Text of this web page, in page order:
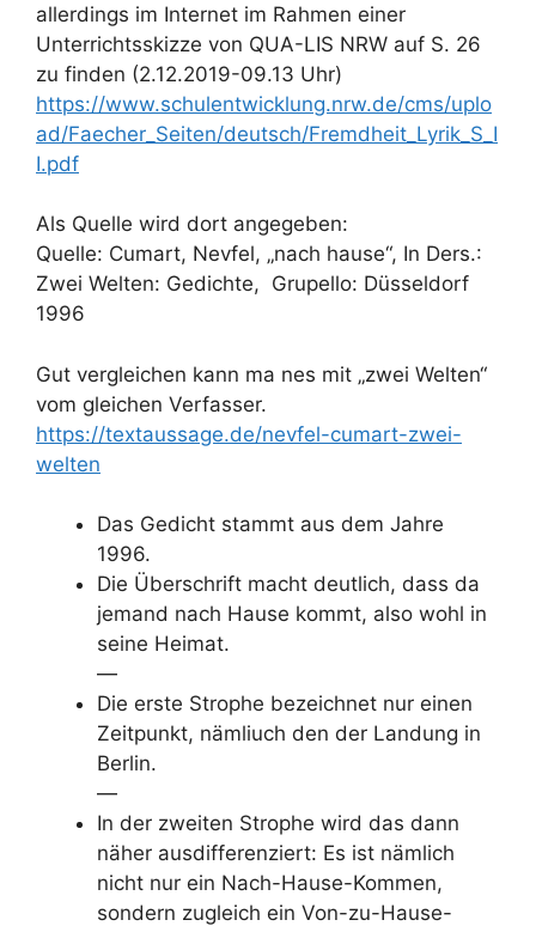
allerdings im Internet im Rahmen einer
Unterrichtsskizze von QUA-LIS NRW auf S. 26
zu finden (2.12.2019-09.13 Uhr)
https://www.schulentwicklung.nrw.de/cms/uplo
ad/Faecher_Seiten/deutsch/Fremdheit_Lyrik_S_I
I.pdf
Als Quelle wird dort angegeben:
Quelle: Cumart, Nevfel, „nach hause“, In Ders.:
Zwei Welten: Gedichte, Grupello: Düsseldorf
1996
Gut vergleichen kann ma nes mit „zwei Welten“
vom gleichen Verfasser.
https://textaussage.de/nevfel-cumart-zwei-
welten
Das Gedicht stammt aus dem Jahre
1996.
Die Überschrift macht deutlich, dass da
jemand nach Hause kommt, also wohl in
seine Heimat.
—
Die erste Strophe bezeichnet nur einen
Zeitpunkt, nämliuch den der Landung in
Berlin.
—
In der zweiten Strophe wird das dann
näher ausdifferenziert: Es ist nämlich
nicht nur ein Nach-Hause-Kommen,
sondern zugleich ein Von-zu-Hause-